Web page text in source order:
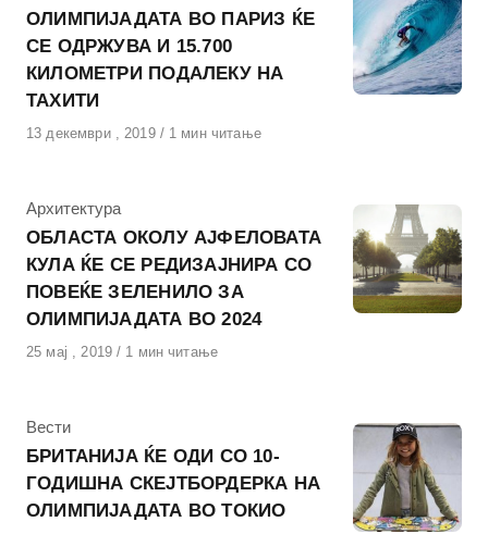
ОЛИМПИЈАДАТА ВО ПАРИЗ ЌЕ
СЕ ОДРЖУВА И 15.700
КИЛОМЕТРИ ПОДАЛЕКУ НА
ТАХИТИ
Објавено
13 декември , 2019 1 мин читање
КАтегорија
Архитектура
ОБЛАСТА ОКОЛУ АЈФЕЛОВАТА
КУЛА ЌЕ СЕ РЕДИЗАЈНИРА СО
ПОВЕЌЕ ЗЕЛЕНИЛО ЗА
ОЛИМПИЈАДАТА ВО 2024
Објавено
25 мај , 2019 1 мин читање
КАтегорија
Вести
БРИТАНИЈА ЌЕ ОДИ СО 10-
ГОДИШНА СКЕЈТБОРДЕРКА НА
ОЛИМПИЈАДАТА ВО ТОКИО